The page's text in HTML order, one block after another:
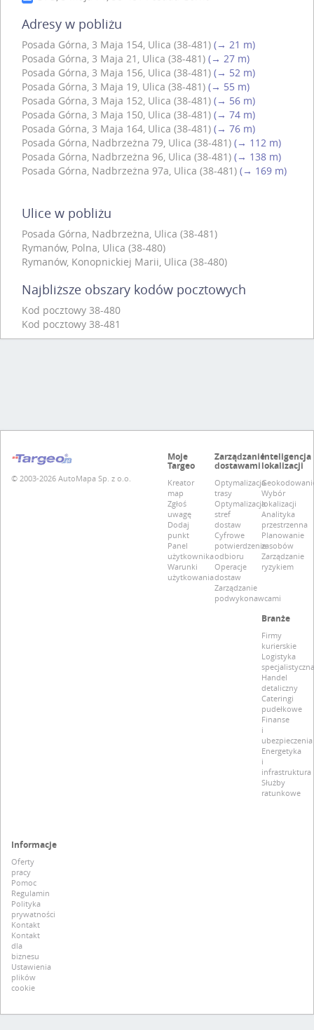
Adresy w pobliżu
Posada Górna, 3 Maja 154, Ulica (38-481) (→ 21 m)
Posada Górna, 3 Maja 21, Ulica (38-481) (→ 27 m)
Posada Górna, 3 Maja 156, Ulica (38-481) (→ 52 m)
Posada Górna, 3 Maja 19, Ulica (38-481) (→ 55 m)
Posada Górna, 3 Maja 152, Ulica (38-481) (→ 56 m)
Posada Górna, 3 Maja 150, Ulica (38-481) (→ 74 m)
Posada Górna, 3 Maja 164, Ulica (38-481) (→ 76 m)
Posada Górna, Nadbrzeżna 79, Ulica (38-481) (→ 112 m)
Posada Górna, Nadbrzeżna 96, Ulica (38-481) (→ 138 m)
Posada Górna, Nadbrzeżna 97a, Ulica (38-481) (→ 169 m)
Ulice w pobliżu
Posada Górna, Nadbrzeżna, Ulica (38-481)
Rymanów, Polna, Ulica (38-480)
Rymanów, Konopnickiej Marii, Ulica (38-480)
Najbliższe obszary kodów pocztowych
Kod pocztowy 38-480
Kod pocztowy 38-481
© 2003-2026 AutoMapa Sp. z o.o.
Moje
Targeo
Kreator
map
Zgłoś
uwagę
Dodaj
punkt
Panel
użytkownika
Warunki
użytkowania
Zarządzanie
dostawami
Optymalizacja
trasy
Optymalizacja
stref
dostaw
Cyfrowe
potwierdzenie
odbioru
Operacje
dostaw
Zarządzanie
podwykonawcami
Inteligencja
lokalizacji
Wybór
lokalizacji
Analityka
przestrzenna
Planowanie
zasobów
Zarządzanie
ryzykiem
Branże
Firmy
kurierskie
Logistyka
specjalistyczna
Handel
detaliczny
Cateringi
pudełkowe
Finanse
i
ubezpieczenia
Energetyka
i
infrastruktura
Służby
ratunkowe
Informacje
Oferty
pracy
Pomoc
Regulamin
Polityka
prywatności
Kontakt
Kontakt
dla
biznesu
Ustawienia
plików
cookie